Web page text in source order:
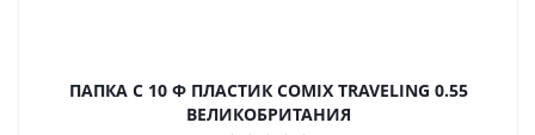
ПАПКА С 10 Ф ПЛАСТИК COMIX TRAVELING 0.55
ВЕЛИКОБРИТАНИЯ